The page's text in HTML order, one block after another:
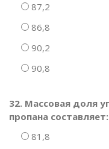
87,2
86,8
90,2
90,8
32. Массовая доля
пропана составляет:
81,8